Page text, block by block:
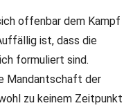
offenbar dem Kampf
ist, dass die
formuliert sind.
Mandantschaft der
zu keinem Zeitpunkt